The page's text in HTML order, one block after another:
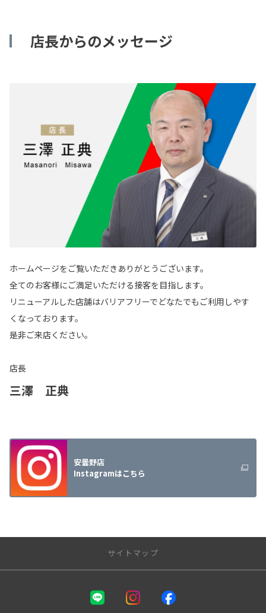
店長からのメッセージ
ホームページをご覧いただきありがとうございます。
全てのお客様にご満足いただける接客を目指します。
リニューアルした店舗はバリアフリーでどなたでもご利用しやす
くなっております。
是非ご来店ください。
店長
三澤 正典
安曇野店
Instagramはこちら
サイトマップ
NTPトヨタ信州株式会社